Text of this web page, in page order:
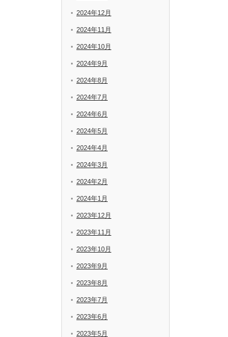
2024年12月
2024年11月
2024年10月
2024年9月
2024年8月
2024年7月
2024年6月
2024年5月
2024年4月
2024年3月
2024年2月
2024年1月
2023年12月
2023年11月
2023年10月
2023年9月
2023年8月
2023年7月
2023年6月
2023年5月